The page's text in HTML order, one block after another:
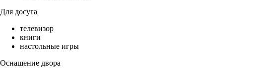
Для досуга
телевизор
книги
настольные игры
Оснащение двора